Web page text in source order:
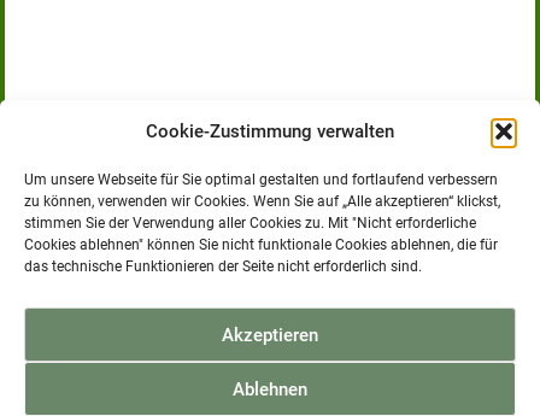
Cookie-Zustimmung verwalten
Um unsere Webseite für Sie optimal gestalten und fortlaufend verbessern
zu können, verwenden wir Cookies. Wenn Sie auf „Alle akzeptieren“ klickst,
stimmen Sie der Verwendung aller Cookies zu. Mit "Nicht erforderliche
Cookies ablehnen" können Sie nicht funktionale Cookies ablehnen, die für
das technische Funktionieren der Seite nicht erforderlich sind.
Akzeptieren
Ablehnen
Bürgerverein Nordstadt e.V.
Der Bürgerverein Nordstadt e.V. versteht sich als Bindeglied
Stadtverwaltung. Wir sehen es als unsere Aufgabe an, sich mit
den Entwicklungen im Stadtteil zu befassen und Fragen und
Anregungen der Bürgerinnen und Bürger mit der
Stadtverwaltung zu klären.